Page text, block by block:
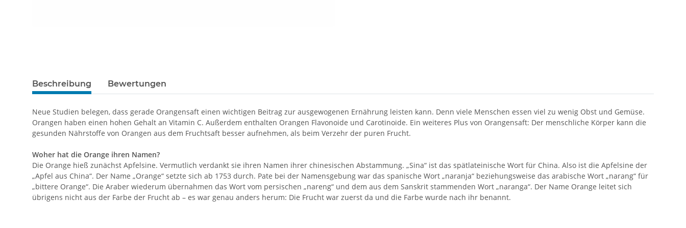
Beschreibung Bewertungen
Neue Studien belegen, dass gerade Orangensaft einen wichtigen Beitrag zur ausgewogenen Ernährung leisten kann. Denn viele Menschen essen viel zu wenig Obst und Gemüse.
Orangen haben einen hohen Gehalt an Vitamin C. Außerdem enthalten Orangen Flavonoide und Carotinoide. Ein weiteres Plus von Orangensaft: Der menschliche Körper kann die
gesunden Nährstoffe von Orangen aus dem Fruchtsaft besser aufnehmen, als beim Verzehr der puren Frucht.
Woher hat die Orange ihren Namen?
Die Orange hieß zunächst Apfelsine. Vermutlich verdankt sie ihren Namen ihrer chinesischen Abstammung. „Sina“ ist das spätlateinische Wort für China. Also ist die Apfelsine der
„Apfel aus China“. Der Name „Orange“ setzte sich ab 1753 durch. Pate bei der Namensgebung war das spanische Wort „naranja“ beziehungsweise das arabische Wort „narang“ für
„bittere Orange“. Die Araber wiederum übernahmen das Wort vom persischen „nareng“ und dem aus dem Sanskrit stammenden Wort „naranga“. Der Name Orange leitet sich
übrigens nicht aus der Farbe der Frucht ab – es war genau anders herum: Die Frucht war zuerst da und die Farbe wurde nach ihr benannt.